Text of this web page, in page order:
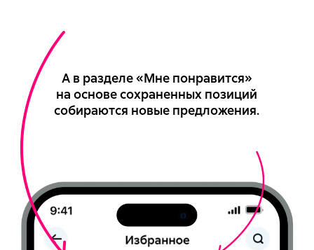
А в разделе «Мне понравится»
на основе сохраненных позиций
собираются новые предложения.